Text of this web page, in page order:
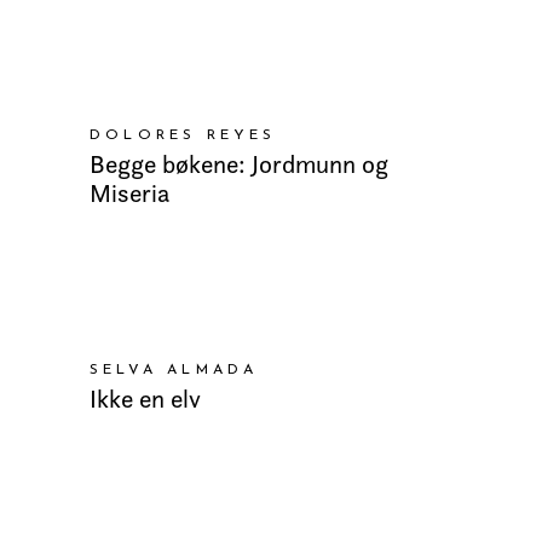
DOLORES REYES
Begge bøkene: Jordmunn og
Miseria
SELVA ALMADA
Ikke en elv